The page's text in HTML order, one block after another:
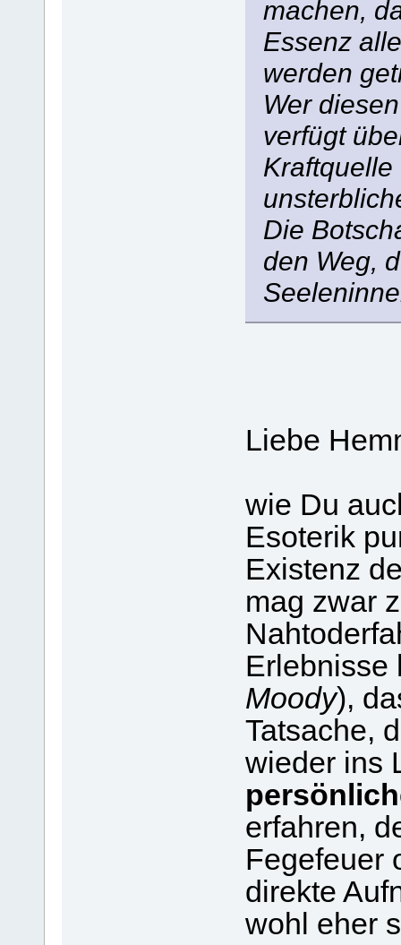
machen,
Essenz
werden
Wer
verfügt
Die
den Weg,
Liebe
wie Du
Esoterik
Existenz
mag zwar
Moody),
Tatsache,
wieder ins
erfahren,
Fegefeuer
direkte
wohl eher